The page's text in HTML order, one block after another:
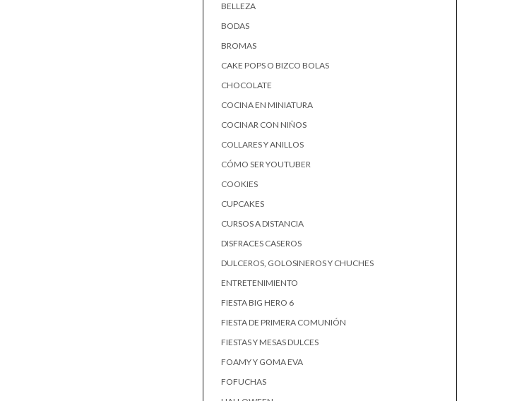
BELLEZA
BODAS
BROMAS
CAKE POPS O BIZCO BOLAS
CHOCOLATE
COCINA EN MINIATURA
COCINAR CON NIÑOS
COLLARES Y ANILLOS
CÓMO SER YOUTUBER
COOKIES
CUPCAKES
CURSOS A DISTANCIA
DISFRACES CASEROS
DULCEROS, GOLOSINEROS Y CHUCHES
ENTRETENIMIENTO
FIESTA BIG HERO 6
FIESTA DE PRIMERA COMUNIÓN
FIESTAS Y MESAS DULCES
FOAMY Y GOMA EVA
FOFUCHAS